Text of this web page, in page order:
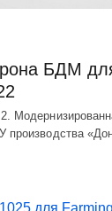
БДМ
производства